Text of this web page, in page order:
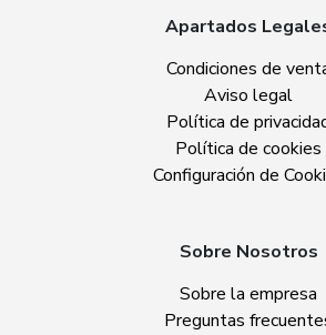
Apartados
Condiciones de
Aviso legal
Política de
Política de cookies
Configuración de
Sobre Nosotros
Sobre la empresa
Preguntas